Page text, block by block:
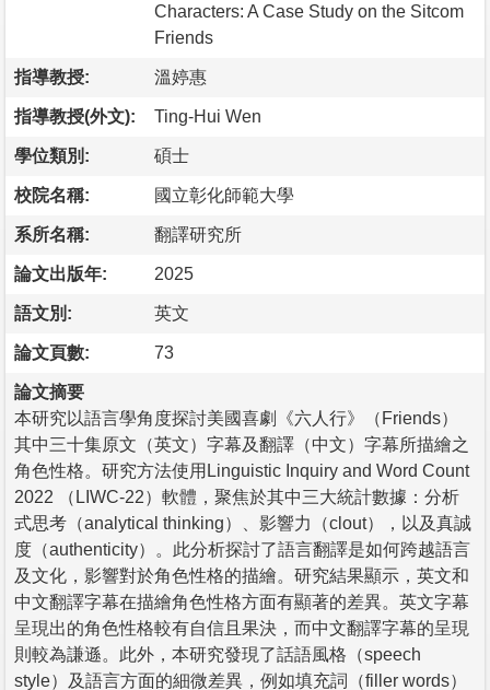
Characters: A Case Study on the Sitcom
Friends
指導教授: 溫婷惠
指導教授(外文): Ting-Hui Wen
學位類別: 碩士
校院名稱: 國立彰化師範大學
系所名稱: 翻譯研究所
論文出版年: 2025
語文別: 英文
論文頁數: 73
論文摘要
本研究以語言學角度探討美國喜劇《六人行》（Friends）
其中三十集原文（英文）字幕及翻譯（中文）字幕所描繪之
角色性格。研究方法使用Linguistic Inquiry and Word Count
2022 （LIWC-22）軟體，聚焦於其中三大統計數據：分析
式思考（analytical thinking）、影響力（clout），以及真誠
度（authenticity）。此分析探討了語言翻譯是如何跨越語言
及文化，影響對於角色性格的描繪。研究結果顯示，英文和
中文翻譯字幕在描繪角色性格方面有顯著的差異。英文字幕
呈現出的角色性格較有自信且果決，而中文翻譯字幕的呈現
則較為謙遜。此外，本研究發現了話語風格（speech
style）及語言方面的細微差異，例如填充詞（filler words）